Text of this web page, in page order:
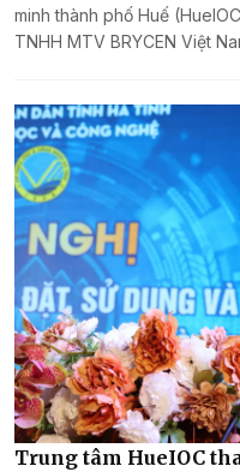
minh thành phố Huế
TNHH MTV BRYCEN Việt
Trung tâm HueIOC